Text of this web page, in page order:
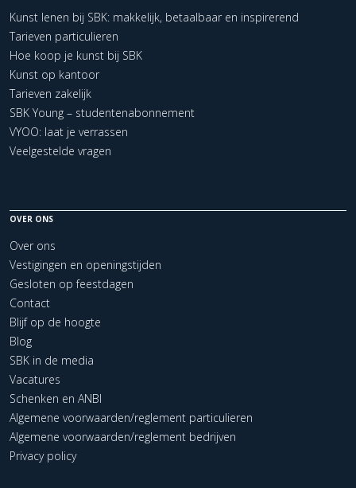
Kunst lenen bij SBK: makkelijk, betaalbaar en inspirerend
Tarieven particulieren
Hoe koop je kunst bij SBK
Kunst op kantoor
Tarieven zakelijk
SBK Young – studentenabonnement
VYOO: laat je verrassen
Veelgestelde vragen
OVER ONS
Over ons
Vestigingen en openingstijden
Gesloten op feestdagen
Contact
Blijf op de hoogte
Blog
SBK in de media
Vacatures
Schenken en ANBI
Algemene voorwaarden/reglement particulieren
Algemene voorwaarden/reglement bedrijven
Privacy policy